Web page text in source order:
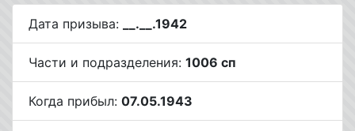
Дата призыва: __.__.1942
Части и подразделения: 1006 сп
Когда прибыл: 07.05.1943